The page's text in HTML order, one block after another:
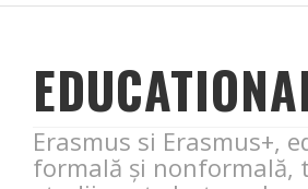
Erasmus si Erasmus+,
formală și nonformală,